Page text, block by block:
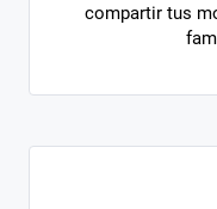
compartir tus